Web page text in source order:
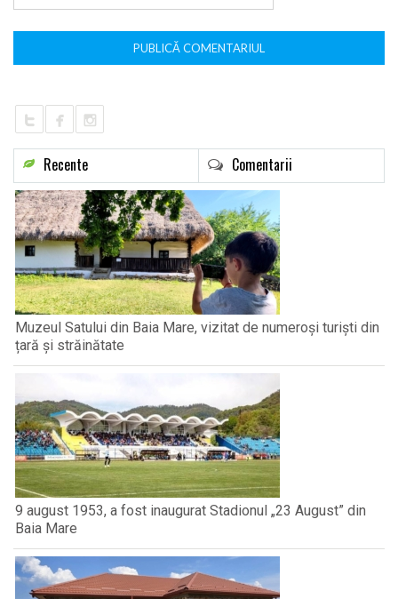
Recente Comentarii
Muzeul Satului din Baia Mare, vizitat de numeroși turiști din
țară și străinătate
9 august 1953, a fost inaugurat Stadionul „23 August” din
Baia Mare